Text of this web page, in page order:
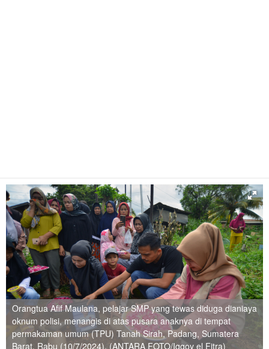
Orangtua Afif Maulana, pelajar SMP yang tewas diduga dianiaya
oknum polisi, menangis di atas pusara anaknya di tempat
permakaman umum (TPU) Tanah Sirah, Padang, Sumatera
Barat, Rabu (10/7/2024). (ANTARA FOTO/Iggoy el Fitra)